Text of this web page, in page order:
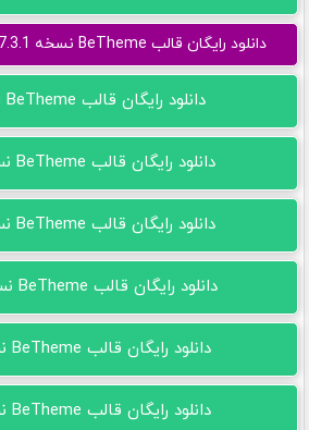
دانلود رایگان قالب BeTheme نسخه 27.3.1 - لینک سرور کمکی
دانلود رایگان قالب BeTheme نسخه 27.3
دانلود رایگان قالب BeTheme نسخه 27.2.12
دانلود رایگان قالب BeTheme نسخه 27.2.11
دانلود رایگان قالب BeTheme نسخه 27.2.9.4
دانلود رایگان قالب BeTheme نسخه 27.2.7
دانلود رایگان قالب BeTheme نسخه 27.2.6